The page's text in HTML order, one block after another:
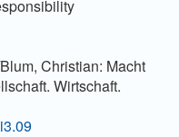
Christian: Macht
Wirtschaft.